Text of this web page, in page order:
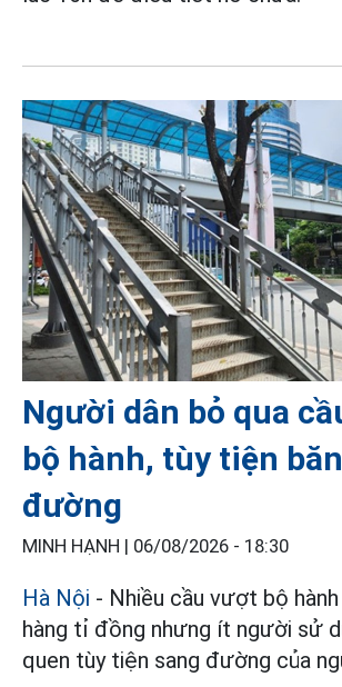
Người dân bỏ qua
bộ hành, tùy tiện
đường
MINH HẠNH | 06/08/2026 - 18:30
Hà Nội - Nhiều cầu vượt bộ
hàng tỉ đồng nhưng ít người sử
quen tùy tiện sang đường của